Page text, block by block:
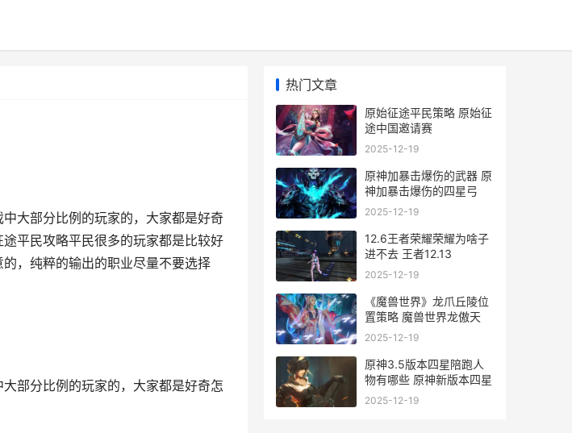
大部分比例的玩家的，大家都是好奇
平民攻略平民很多的玩家都是比较好
，纯粹的输出的职业尽量不要选择
部分比例的玩家的，大家都是好奇怎
热门文章
原始征途平民策略 原始征
途中国邀请赛
2025-12-19
原神加暴击爆伤的武器 原
神加暴击爆伤的四星弓
2025-12-19
12.6王者荣耀荣耀为啥子
进不去 王者12.13
2025-12-19
《魔兽世界》龙爪丘陵位
置策略 魔兽世界龙傲天
2025-12-19
原神3.5版本四星陪跑人
物有哪些 原神新版本四星
2025-12-19